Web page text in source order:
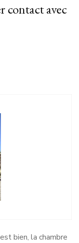
contact avec
bien, la chambre